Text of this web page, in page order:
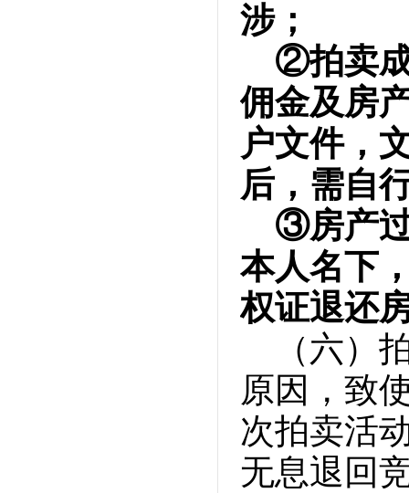
涉；
②拍卖
佣金及房
户文件，
后，需自
③房产
本人名下
权证退还
（六）
原因，致
次拍卖活
无息退回